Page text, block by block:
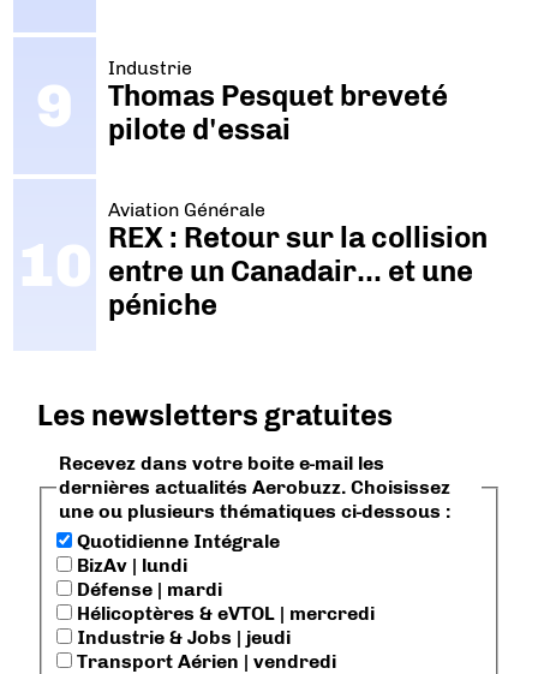
Industrie
Thomas Pesquet breveté
pilote d'essai
Aviation Générale
REX : Retour sur la collision
entre un Canadair… et une
péniche
Les newsletters gratuites
Recevez dans votre boite e-mail les
dernières actualités Aerobuzz. Choisissez
une ou plusieurs thématiques ci-dessous :
Quotidienne Intégrale
BizAv | lundi
Défense | mardi
Hélicoptères & eVTOL | mercredi
Industrie & Jobs | jeudi
Transport Aérien | vendredi